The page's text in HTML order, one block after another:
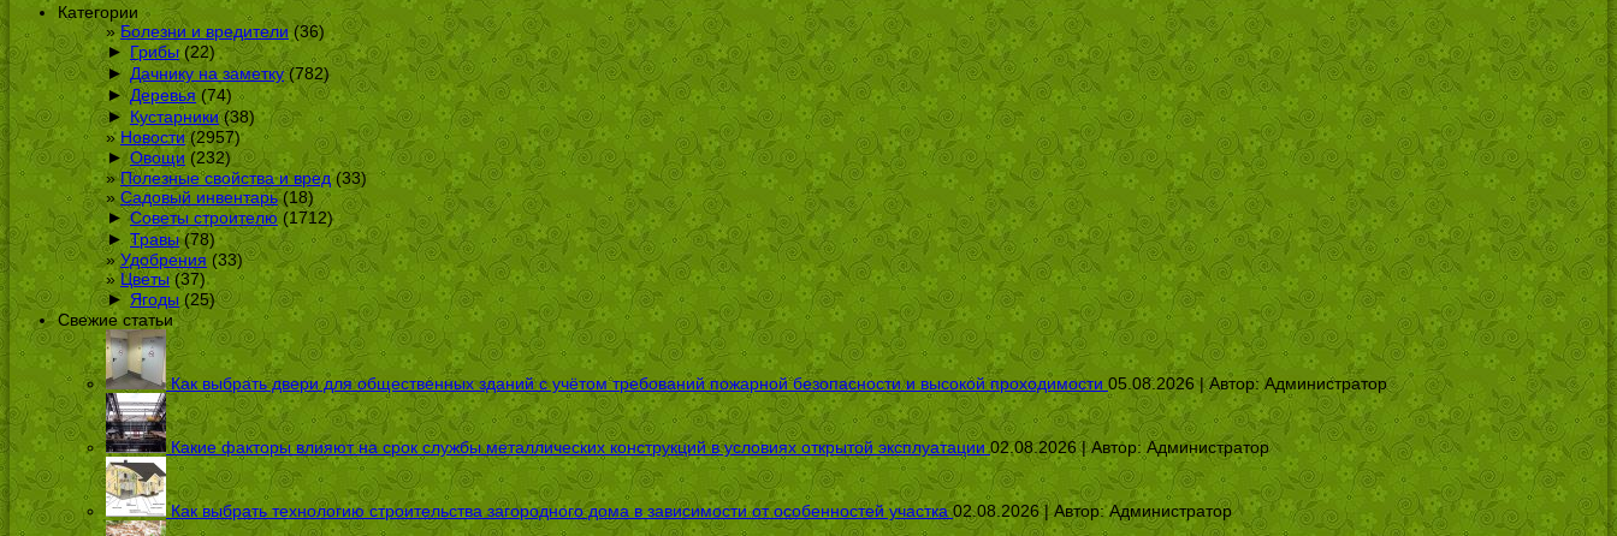
Категории
Болезни и вредители (36)
► Грибы(22)
► Дачнику на заметку(782)
► Деревья(74)
► Кустарники(38)
Новости(2957)
► Овощи (232)
Полезные свойства и вред(33)
Садовый инвентарь(18)
► Советы строителю (1712)
► Травы(78)
Удобрения (33)
Цветы(37)
► Ягоды (25)
Свежие статьи
Как выбрать двери для общественных зданий с учётом требований пожарной безопасности и высокой проходимости 05.08.2026 | Автор:Администратор
Какие факторы влияют на срок службы металлических конструкций в условиях открытой эксплуатации 02.08.2026 | Автор: Администратор
Как выбрать технологию строительства загородного дома в зависимости от особенностей участка 02.08.2026 | Автор:Администратор